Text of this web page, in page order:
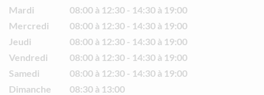
Mardi
08:00 à 12:30
14:30 à 19:00
Mercredi
08:00 à 12:30
14:30 à 19:00
Jeudi
08:00 à 12:30
14:30 à 19:00
Vendredi
08:00 à 12:30
14:30 à 19:00
Samedi
08:00 à 12:30
14:30 à 19:00
Dimanche
08:30 à 13:00